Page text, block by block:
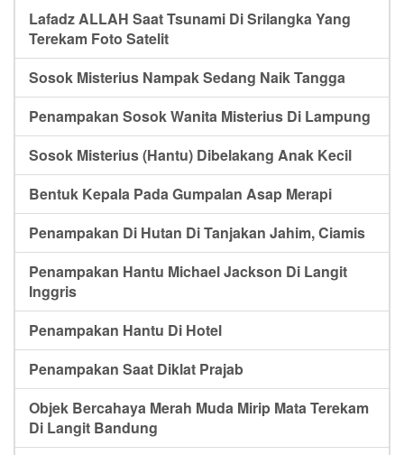
Lafadz ALLAH Saat Tsunami Di Srilangka Yang
Terekam Foto Satelit
Sosok Misterius Nampak Sedang Naik Tangga
Penampakan Sosok Wanita Misterius Di Lampung
Sosok Misterius (Hantu) Dibelakang Anak Kecil
Bentuk Kepala Pada Gumpalan Asap Merapi
Penampakan Di Hutan Di Tanjakan Jahim, Ciamis
Penampakan Hantu Michael Jackson Di Langit
Inggris
Penampakan Hantu Di Hotel
Penampakan Saat Diklat Prajab
Objek Bercahaya Merah Muda Mirip Mata Terekam
Di Langit Bandung